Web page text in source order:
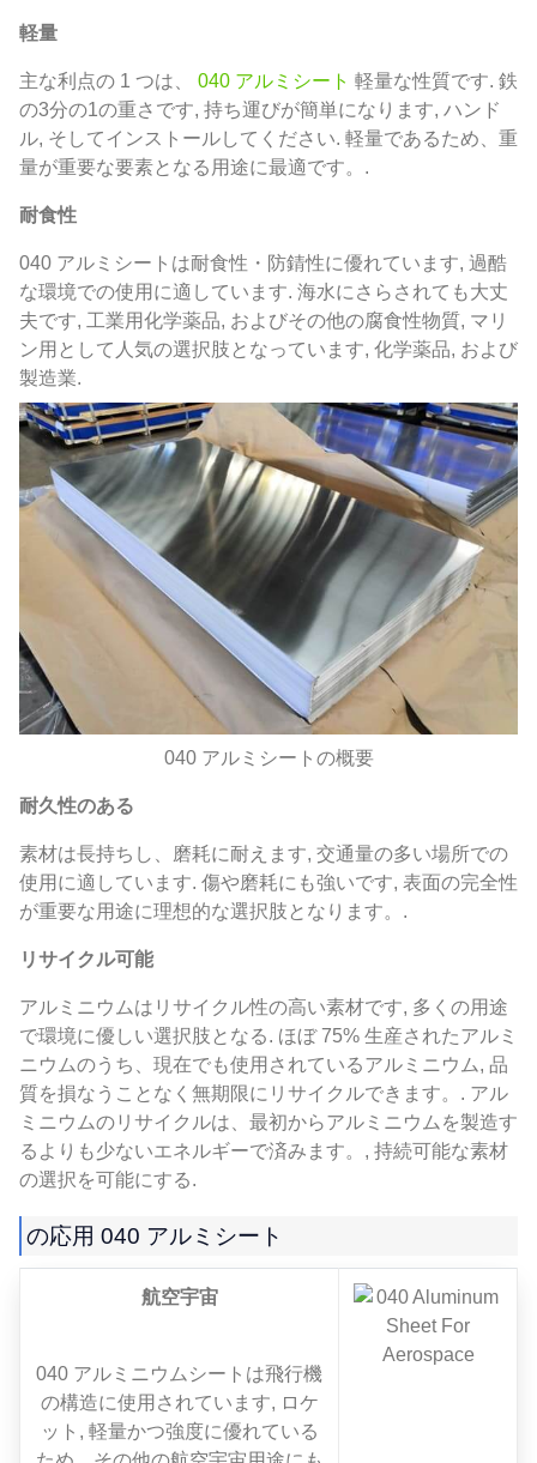
軽量
主な利点の 1 つは、 040 アルミシート 軽量な性質です. 鉄
の3分の1の重さです, 持ち運びが簡単になります, ハンド
ル, そしてインストールしてください. 軽量であるため、重
量が重要な要素となる用途に最適です。.
耐食性
040 アルミシートは耐食性・防錆性に優れています, 過酷
な環境での使用に適しています. 海水にさらされても大丈
夫です, 工業用化学薬品, およびその他の腐食性物質, マリ
ン用として人気の選択肢となっています, 化学薬品, および
製造業.
040 アルミシートの概要
耐久性のある
素材は長持ちし、磨耗に耐えます, 交通量の多い場所での
使用に適しています. 傷や磨耗にも強いです, 表面の完全性
が重要な用途に理想的な選択肢となります。.
リサイクル可能
アルミニウムはリサイクル性の高い素材です, 多くの用途
で環境に優しい選択肢となる. ほぼ 75% 生産されたアルミ
ニウムのうち、現在でも使用されているアルミニウム, 品
質を損なうことなく無期限にリサイクルできます。. アル
ミニウムのリサイクルは、最初からアルミニウムを製造す
るよりも少ないエネルギーで済みます。, 持続可能な素材
の選択を可能にする.
の応用 040 アルミシート
航空宇宙
040 アルミニウムシートは飛行機
の構造に使用されています, ロケ
ット, 軽量かつ強度に優れている